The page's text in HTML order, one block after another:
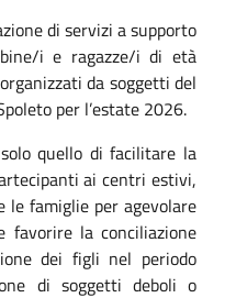
di servizi a supporto
i e ragazze/i di età
da soggetti del
per l’estate 2026.
quello di facilitare la
ai centri estivi,
le famiglie per agevolare
favorire la conciliazione
dei figli nel periodo
di soggetti deboli o